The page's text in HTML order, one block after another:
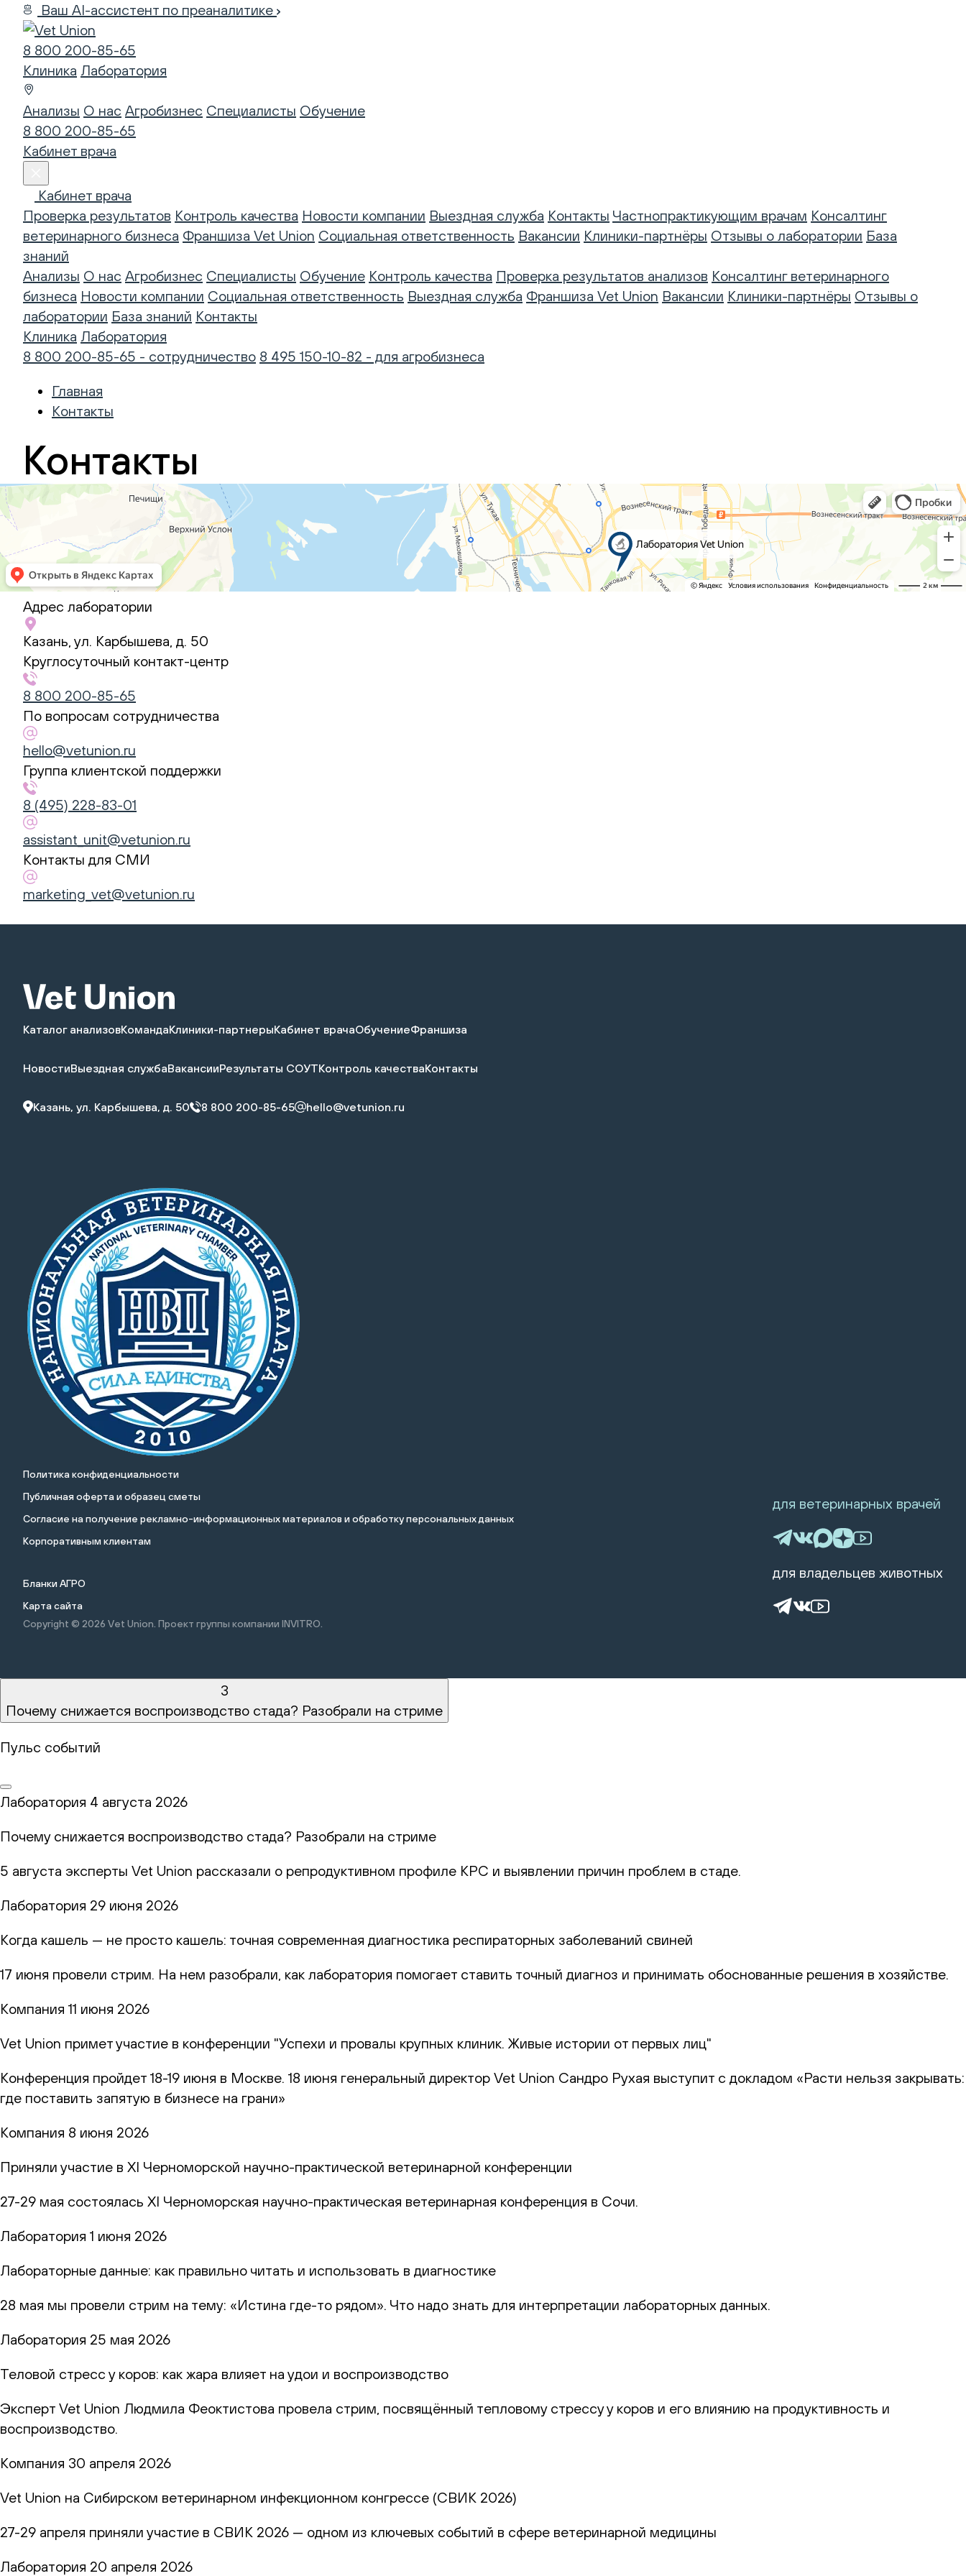
Ваш AI-ассистент по преаналитике
8 800 200-85-65
Клиника Лаборатория
Анализы О нас Агробизнес Специалисты Обучение
8 800 200-85-65
Кабинет врача
Кабинет врача
Проверка результатов Контроль качества Новости компании Выездная служба Контакты Частнопрактикующим врачам Консалтинг
ветеринарного бизнеса Франшиза Vet Union Социальная ответственность Вакансии Клиники-партнёры Отзывы о лаборатории База
знаний
Анализы О нас Агробизнес Специалисты Обучение Контроль качества Проверка результатов анализов Консалтинг ветеринарного
бизнеса Новости компании Социальная ответственность Выездная служба Франшиза Vet Union Вакансии Клиники-партнёры Отзывы о
лаборатории База знаний Контакты
Клиника Лаборатория
8 800 200-85-65 - сотрудничество 8 495 150-10-82 - для агробизнеса
Главная
Контакты
Контакты
Лаборатория
Union
Контакты:
Адрес:
Карбышева,
420087
Казань,
Телефон:
800
200-
Электронная
Адрес лаборатории
Казань, ул. Карбышева, д. 50
Круглосуточный контакт-центр
8 800 200-85-65
По вопросам сотрудничества
hello@vetunion.ru
Группа клиентской поддержки
8 (495) 228-83-01
assistant_unit@vetunion.ru
Контакты для СМИ
marketing_vet@vetunion.ru
Каталог анализовКомандаКлиники-партнерыКабинет врачаОбучениеФраншиза
НовостиВыездная службаВакансииРезультаты СОУТКонтроль качестваКонтакты
Казань, ул. Карбышева, д. 50 8 800 200-85-65 hello@vetunion.ru
Политика конфиденциальности
Публичная оферта и образец сметы
Cогласие на получение рекламно-информационных материалов и обработку персональных данных
Корпоративным клиентам
Бланки АГРО
Карта сайта
Copyright © 2026 Vet Union. Проект группы компании INVITRO.
для ветеринарных врачей
для владельцев животных
3
Почему снижается воспроизводство стада? Разобрали на стриме
Пульс событий
Лаборатория 4 августа 2026
Почему снижается воспроизводство стада? Разобрали на стриме
5 августа эксперты Vet Union рассказали о репродуктивном профиле КРС и выявлении причин проблем в стаде.
Лаборатория 29 июня 2026
Когда кашель — не просто кашель: точная современная диагностика респираторных заболеваний свиней
17 июня провели стрим. На нем разобрали, как лаборатория помогает ставить точный диагноз и принимать обоснованные решения в хозяйстве.
Компания 11 июня 2026
Vet Union примет участие в конференции "Успехи и провалы крупных клиник. Живые истории от первых лиц"
Конференция пройдет 18-19 июня в Москве. 18 июня генеральный директор Vet Union Сандро Рухая выступит с докладом «Расти нельзя закрывать:
где поставить запятую в бизнесе на грани»
Компания 8 июня 2026
Приняли участие в XI Черноморской научно-практической ветеринарной конференции
27-29 мая состоялась XI Черноморская научно-практическая ветеринарная конференция в Сочи.
Лаборатория 1 июня 2026
Лабораторные данные: как правильно читать и использовать в диагностике
28 мая мы провели стрим на тему: «Истина где-то рядом». Что надо знать для интерпретации лабораторных данных.
Лаборатория 25 мая 2026
Теловой стресс у коров: как жара влияет на удои и воспроизводство
Эксперт Vet Union Людмила Феоктистова провела стрим, посвящённый тепловому стрессу у коров и его влиянию на продуктивность и
воспроизводство.
Компания 30 апреля 2026
Vet Union на Сибирском ветеринарном инфекционном конгрессе (СВИК 2026)
27-29 апреля приняли участие в СВИК 2026 — одном из ключевых событий в сфере ветеринарной медицины
Лаборатория 20 апреля 2026